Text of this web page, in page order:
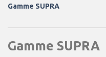
Gamme SUPRA
Gamme SUPRA